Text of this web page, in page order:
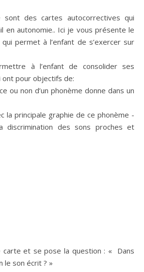
sont des cartes autocorrectives qui
en autonomie.. Ici je vous présente le
permet à l’enfant de s’exercer sur
à l’enfant de consolider ses
pour objectifs de:
ou non d’un phonème donne dans un
la principale graphie de ce phonème -
discrimination des sons proches et
carte et se pose la question : « Dans
le son écrit ? »